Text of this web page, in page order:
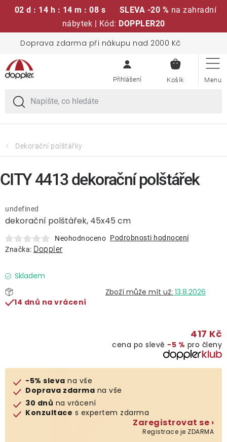
02 d : 14 h : 14 m : 08 s SLEVA -20 % na zahradní
nábytek | Kód: DOPPLER20
obsah
Doprava zdarma při nákupu nad 2000 Kč
KOŠÍK
Sedací soupravy
Slunečníky
Křesla a židle
Prodávané značky
Klub výhod
Dekorační polštářky
dekorační polštářek, 45x45 cm
undefined
Neohodnoceno Podrobnosti hodnocení
Značka: Doppler
Skladem
13.8.2026
14 dnů na vrácení
417 Kč
cena po slevě −5 % pro členy
-5% sleva na vše
Doprava zdarma na vše
30 dnů na vrácení
Konzultace s expertem zdarma
Zaregistrovat se ›
Registrace je ZDARMA
CITY 4413 dekorační polštářek